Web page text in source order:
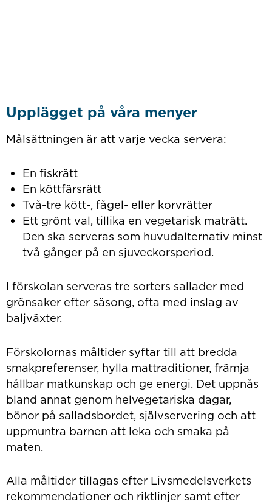
Upplägget på våra menyer
Målsättningen är att varje vecka servera:
En fiskrätt
En köttfärsrätt
Två-tre kött-, fågel- eller korvrätter
Ett grönt val, tillika en vegetarisk maträtt.
Den ska serveras som huvudalternativ minst
två gånger på en sjuveckorsperiod.
I förskolan serveras tre sorters sallader med
grönsaker efter säsong, ofta med inslag av
baljväxter.
Förskolornas måltider syftar till att bredda
smakpreferenser, hylla mattraditioner, främja
hållbar matkunskap och ge energi. Det uppnås
bland annat genom helvegetariska dagar,
bönor på salladsbordet, självservering och att
uppmuntra barnen att leka och smaka på
maten.
Alla måltider tillagas efter Livsmedelsverkets
rekommendationer och riktlinjer samt efter